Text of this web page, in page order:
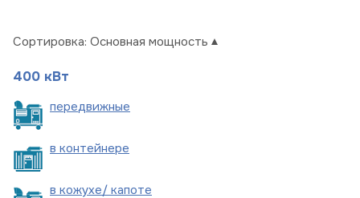
Сортировка: Основная мощность
400 кВт
передвижные
в контейнере
в кожухе/ капоте